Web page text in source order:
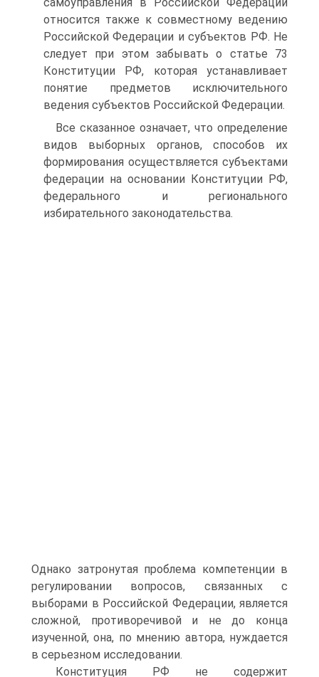
относится также к совместному ведению
Российской Федерации и субъектов РФ. Не
следует при этом забывать о статье 73
Конституции РФ, которая устанавливает
понятие предметов исключительного
ведения субъектов Российской Федерации.
Все сказанное означает, что определение
видов выборных органов, способов их
формирования осуществляется субъектами
федерации на основании Конституции РФ,
федерального и регионального
избирательного законодательства.
Однако затронутая проблема компетенции в
регулировании вопросов, связанных с
выборами в Российской Федерации, является
сложной, противоречивой и не до конца
изученной, она, по мнению автора, нуждается
в серьезном исследовании.
Конституция РФ не содержит